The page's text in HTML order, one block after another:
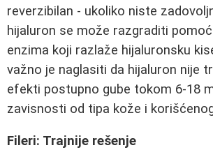
reverzibilan - ukoliko niste
hijaluron se može razgraditi
enzima koji razlaže hijaluronsku
važno je naglasiti da hijaluron nije
efekti postupno gube tokom 6-18
zavisnosti od tipa kože i
Fileri: Trajnije rešenje